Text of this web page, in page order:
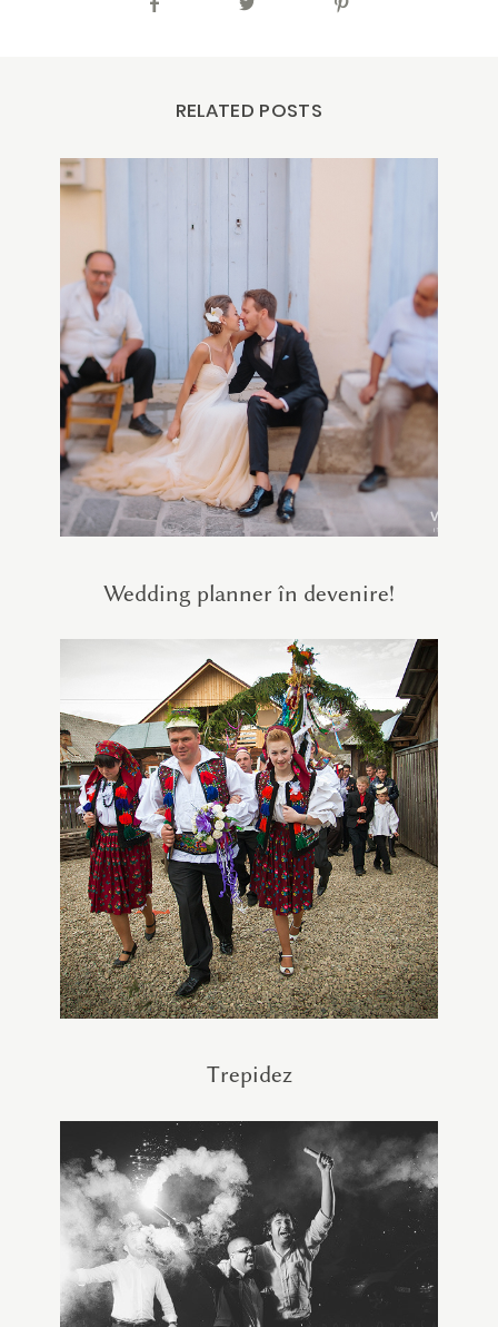
RELATED POSTS
Wedding planner în devenire!
Trepidez